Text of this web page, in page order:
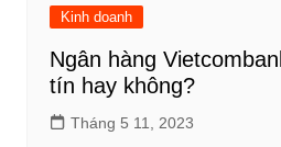
Kinh doanh
Ngân hàng
tín hay không?
Tháng 5 11, 2023